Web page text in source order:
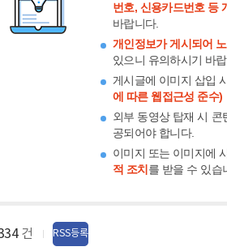
번호, 신용카드번호 등
바랍니다.
개인정보가 게시되어
있으니 유의하시기 바
게시글에 이미지 삽입
에 따른 웹접근성 준수)
외부 동영상 탑재 시 콘
공되어야 합니다.
이미지 또는 이미지에
적 조치 를 받을 수 있습
건 RSS등록